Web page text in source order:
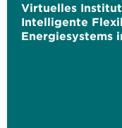
Virtuelles
Intelligente
Energiesystems